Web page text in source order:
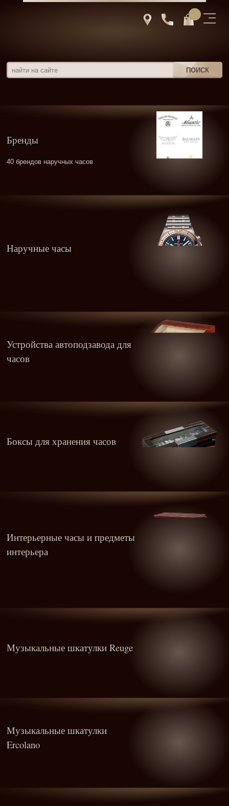
Бренды
40 брендов наручных часов
Наручные часы
Устройства автоподзавода для
часов
Боксы для хранения часов
Интерьерные часы и предметы
интерьера
Музыкальные шкатулки Reuge
Музыкальные шкатулки
Ercolano